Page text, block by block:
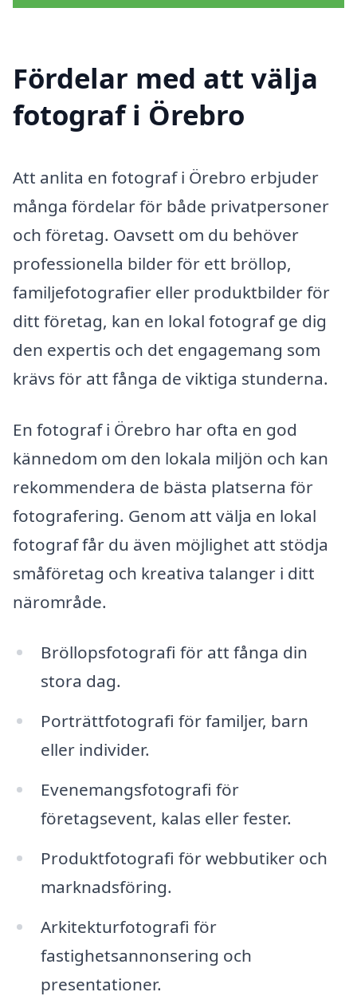
Fördelar med att välja
fotograf i Örebro
Att anlita en fotograf i Örebro erbjuder
många fördelar för både privatpersoner
och företag. Oavsett om du behöver
professionella bilder för ett bröllop,
familjefotografier eller produktbilder för
ditt företag, kan en lokal fotograf ge dig
den expertis och det engagemang som
krävs för att fånga de viktiga stunderna.
En fotograf i Örebro har ofta en god
kännedom om den lokala miljön och kan
rekommendera de bästa platserna för
fotografering. Genom att välja en lokal
fotograf får du även möjlighet att stödja
småföretag och kreativa talanger i ditt
närområde.
Bröllopsfotografi för att fånga din
stora dag.
Porträttfotografi för familjer, barn
eller individer.
Evenemangsfotografi för
företagsevent, kalas eller fester.
Produktfotografi för webbutiker och
marknadsföring.
Arkitekturfotografi för
fastighetsannonsering och
presentationer.